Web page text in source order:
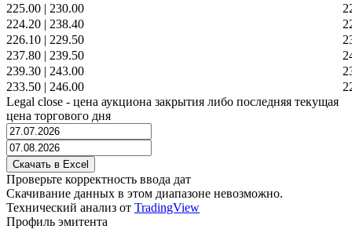
225.00 | 230.00
224.20 | 238.40
226.10 | 229.50
237.80 | 239.50
239.30 | 243.00
233.50 | 246.00
Legal close - цена аукциона закрытия либо последняя текущая
цена торгового дня
Проверьте корректность ввода дат
Скачивание данных в этом диапазоне невозможно.
Технический анализ от TradingView
Профиль эмитента